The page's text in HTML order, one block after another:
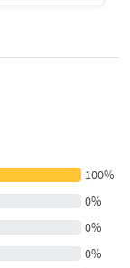
100%
0%
0%
0%